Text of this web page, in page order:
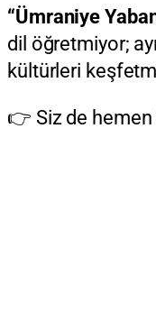
“Ümraniye
dil öğretmiyor;
kültürleri
👉 Siz de hemen